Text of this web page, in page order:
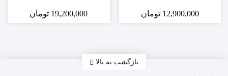
12,900,000 تومان 19,200,000 تومان
بازگشت به بالا